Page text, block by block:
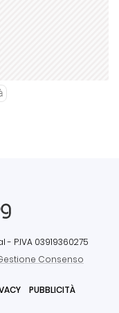
- P.IVA 03919360275
Consenso
PUBBLICITÀ